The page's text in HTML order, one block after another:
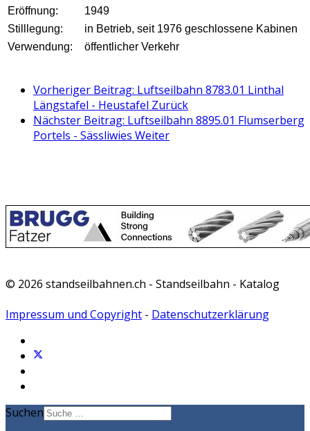
Eröffnung:
1949
Stilllegung:
in Betrieb, seit 1976 geschlossene Kabinen
Verwendung:
öffentlicher Verkehr
Vorheriger Beitrag: Luftseilbahn 8783.01 Linthal
Längstafel - Heustafel Zurück
Nächster Beitrag: Luftseilbahn 8895.01 Flumserberg
Portels - Sässliwies Weiter
© 2026 standseilbahnen.ch - Standseilbahn - Katalog
Impressum und Copyright - Datenschutzerklärung
Suchen